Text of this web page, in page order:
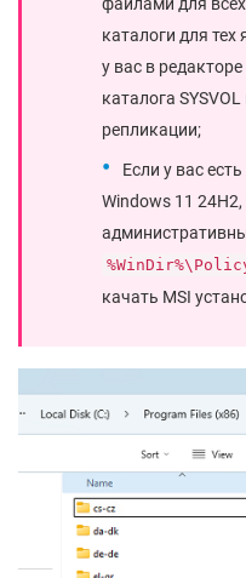
файлами для
каталоги для
у вас в
каталога
репликации;
Если у вас
Windows 11
качать MSI